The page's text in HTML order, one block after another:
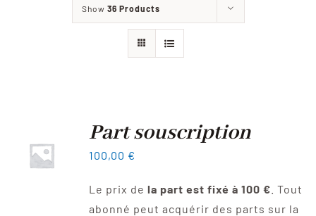
Coopérative
Contact
Show 36 Products
Part souscription
100,00 €
Le prix de la part est fixé à 100 € . Tout
abonné peut acquérir des parts sur la